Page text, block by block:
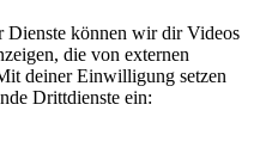
Dienste können wir dir Videos
die von externen
deiner Einwilligung setzen
Drittdienste ein: